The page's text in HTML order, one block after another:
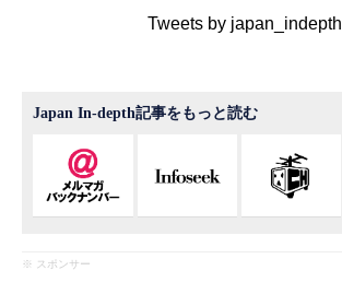
Tweets by japan_indepth
Japan In-depth記事をもっと読む
※ スポンサー